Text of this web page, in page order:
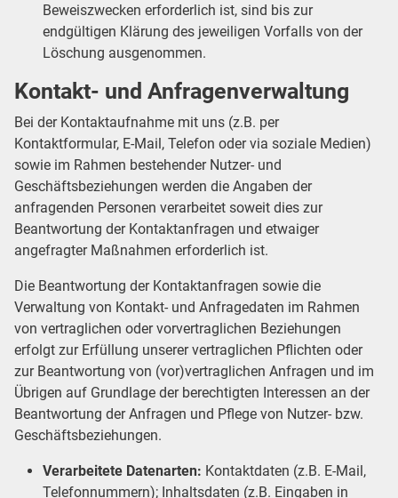
Beweiszwecken erforderlich ist, sind bis zur
endgültigen Klärung des jeweiligen Vorfalls von der
Löschung ausgenommen.
Kontakt- und Anfragenverwaltung
Bei der Kontaktaufnahme mit uns (z.B. per
Kontaktformular, E-Mail, Telefon oder via soziale Medien)
sowie im Rahmen bestehender Nutzer- und
Geschäftsbeziehungen werden die Angaben der
anfragenden Personen verarbeitet soweit dies zur
Beantwortung der Kontaktanfragen und etwaiger
angefragter Maßnahmen erforderlich ist.
Die Beantwortung der Kontaktanfragen sowie die
Verwaltung von Kontakt- und Anfragedaten im Rahmen
von vertraglichen oder vorvertraglichen Beziehungen
erfolgt zur Erfüllung unserer vertraglichen Pflichten oder
zur Beantwortung von (vor)vertraglichen Anfragen und im
Übrigen auf Grundlage der berechtigten Interessen an der
Beantwortung der Anfragen und Pflege von Nutzer- bzw.
Geschäftsbeziehungen.
Verarbeitete Datenarten: Kontaktdaten (z.B. E-Mail,
Telefonnummern); Inhaltsdaten (z.B. Eingaben in